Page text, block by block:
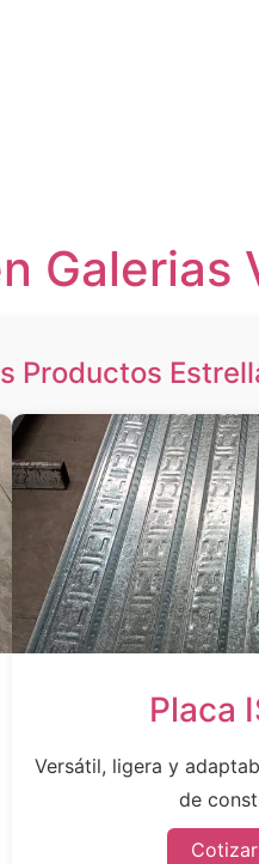
Galerias
Productos
Placa
Versátil, ligera y
de